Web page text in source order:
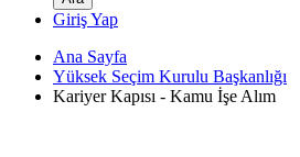
Giriş Yap
Ana Sayfa
Yüksek Seçim Kurulu Başkanlığı
Kariyer Kapısı - Kamu İşe Alım